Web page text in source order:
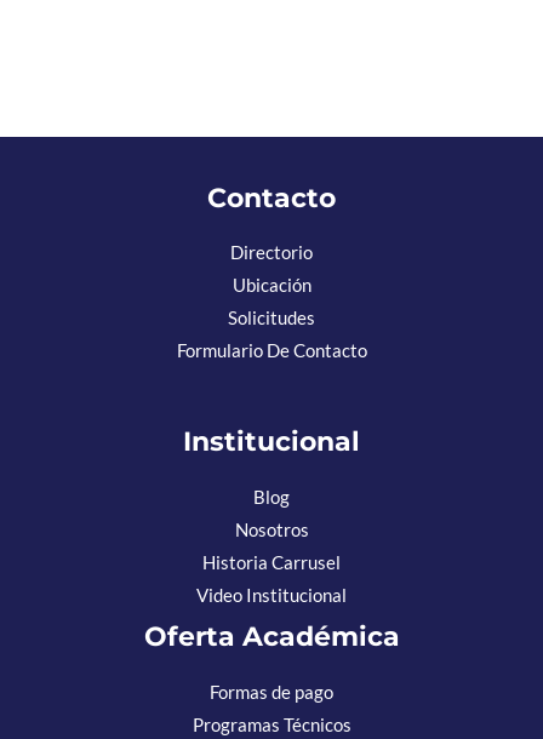
Contacto
Directorio
Ubicación
Solicitudes
Formulario De Contacto
Institucional
Blog
Nosotros
Historia Carrusel
Video Institucional
Oferta Académica
Formas de pago
Programas Técnicos